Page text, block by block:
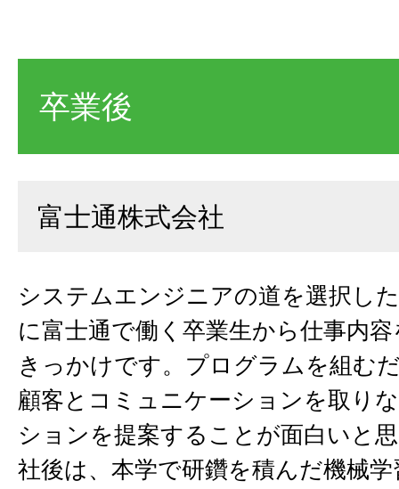
卒業後
富士通株式会社
システムエンジニアの道を選択し
に富士通で働く卒業生から仕事内
きっかけです。プログラムを組む
顧客とコミュニケーションを取り
ションを提案することが面白いと
社後は、本学で研鑽を積んだ機械